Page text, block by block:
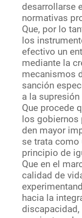
desarrollarse
normativas
Que, por lo
los
efectivo un
mediante la
mecanismos
sanción
a la supresión
Que procede
los gobiernos
den mayor
se trata como
principio de
Que en el
calidad de
hacia la
discapacidad,